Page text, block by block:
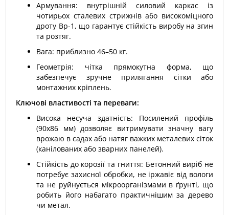
Армування: внутрішній силовий каркас із
чотирьох сталевих стрижнів або високоміцного
дроту Вр-1, що гарантує стійкість виробу на згин
та розтяг.
Вага: приблизно 46–50 кг.
Геометрія: чітка прямокутна форма, що
забезпечує зручне прилягання сітки або
монтажних кріплень.
Ключові властивості та переваги:
Висока несуча здатність: Посилений профіль
(90х86 мм) дозволяє витримувати значну вагу
врожаю в садах або натяг важких металевих сіток
(канілованих або зварних панелей).
Стійкість до корозії та гниття: Бетонний виріб не
потребує захисної обробки, не іржавіє від вологи
та не руйнується мікроорганізмами в ґрунті, що
робить його набагато практичнішим за дерево
чи метал.